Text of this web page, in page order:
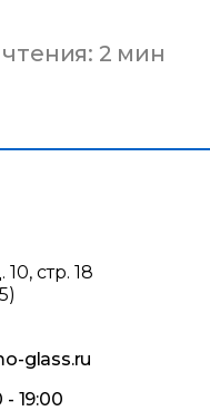
2 мин
стр. 18
glass.ru
19:00